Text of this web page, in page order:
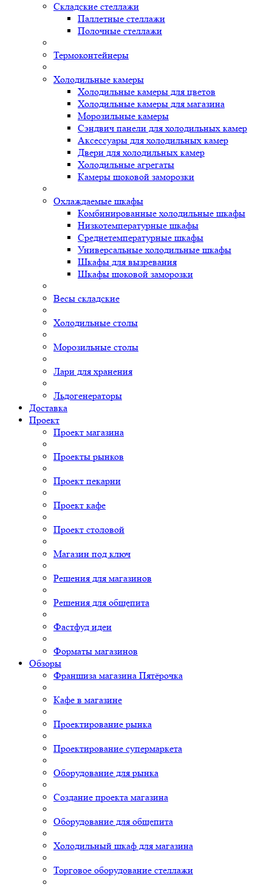
Складские стеллажи
Паллетные стеллажи
Полочные стеллажи
Термоконтейнеры
Холодильные камеры
Холодильные камеры для цветов
Холодильные камеры для магазина
Морозильные камеры
Сэндвич панели для холодильных камер
Аксессуары для холодильных камер
Двери для холодильных камер
Холодильные агрегаты
Камеры шоковой заморозки
Охлаждаемые шкафы
Комбинированные холодильные шкафы
Низкотемпературные шкафы
Среднетемпературные шкафы
Универсальные холодильные шкафы
Шкафы для вызревания
Шкафы шоковой заморозки
Весы складские
Холодильные столы
Морозильные столы
Лари для хранения
Льдогенераторы
Доставка
Проект
Проект магазина
Проекты рынков
Проект пекарни
Проект кафе
Проект столовой
Магазин под ключ
Решения для магазинов
Решения для общепита
Фастфуд идеи
Форматы магазинов
Обзоры
Франшиза магазина Пятёрочка
Кафе в магазине
Проектирование рынка
Проектирование супермаркета
Оборудование для рынка
Создание проекта магазина
Оборудование для общепита
Холодильный шкаф для магазина
Торговое оборудование стеллажи